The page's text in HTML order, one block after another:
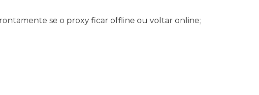
se o proxy ficar offline ou voltar online;